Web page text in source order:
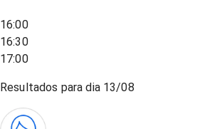
16:00
16:30
17:00
Resultados para dia 13/08